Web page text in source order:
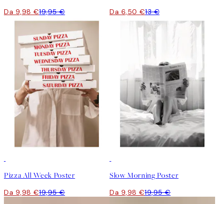
Da 9,98 €19,95 € Da 6,50 €13 €
Pizza All Week Poster
Da 9,98 €19,95 €
Slow Morning Poster
Da 9,98 €19,95 €